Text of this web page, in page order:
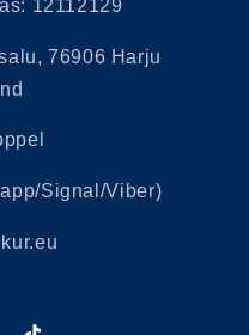
12112129
76906 Harju
Signal/Viber)